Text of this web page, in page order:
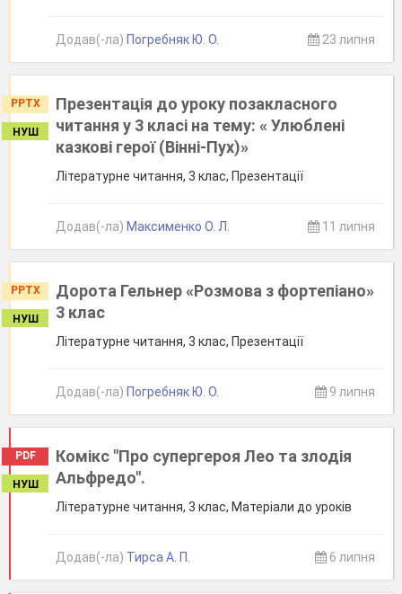
Додав(-ла) Погребняк Ю. О. 23 липня
PPTX
НУШ
Презентація до уроку позакласного
читання у 3 класі на тему: « Улюблені
казкові герої (Вінні-Пух)»
Літературне читання, 3 клас, Презентації
Додав(-ла) Максименко О. Л. 11 липня
PPTX
НУШ
Дорота Гельнер «Розмова з фортепіано»
3 клас
Літературне читання, 3 клас, Презентації
Додав(-ла) Погребняк Ю. О. 9 липня
PDF
НУШ
Комікс "Про супергероя Лео та злодія
Альфредо".
Літературне читання, 3 клас, Матеріали до уроків
Додав(-ла) Тирса А. П. 6 липня